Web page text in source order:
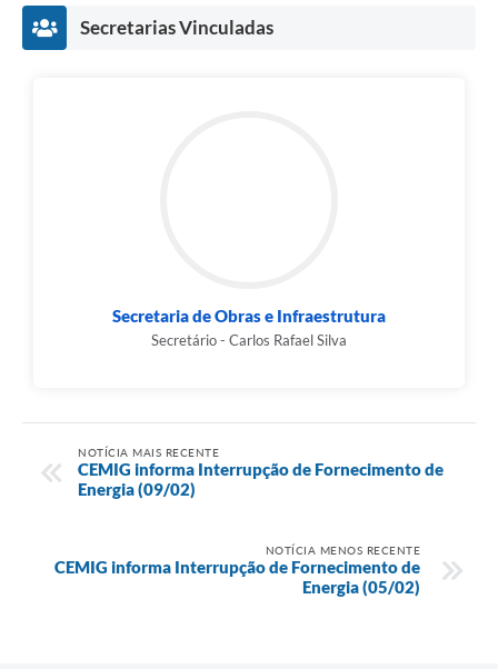
Secretarias Vinculadas
Secretaria de Obras e Infraestrutura
Secretário - Carlos Rafael Silva
NOTÍCIA MAIS RECENTE
CEMIG informa Interrupção de Fornecimento de
Energia (09/02)
NOTÍCIA MENOS RECENTE
CEMIG informa Interrupção de Fornecimento de
Energia (05/02)